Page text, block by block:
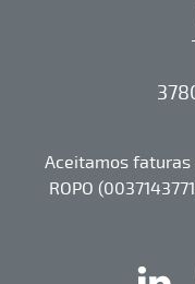
Aceitamos
ROPO